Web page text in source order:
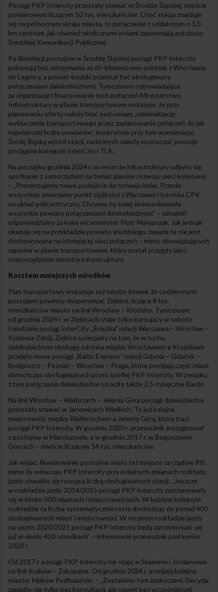
Pociągi PKP Intercity przestały stawać w Środzie Śląskiej, mieście
powiatowym liczącym 10 tys. mieszkańców. Choć stacja znajduje
się na północnym skraju miasta, to połączenie z oddalonym o 3,5
km centrum, jak również okolicznymi wsiami zapewniają autobusy
Średzkiej Komunikacji Publicznej.
Po likwidacji postojów w Środzie Śląskiej pociągi PKP Intercity
pokonują bez zatrzymania aż 65-kilometrowy odcinek z Wrocławia
do Legnicy, a powiat średzki przestał być obsługiwany
połączeniami dalekobieżnymi. Tymczasem odpowiadające
za organizację i finansowanie tych połączeń Ministerstwo
Infrastruktury w planie transportowym wskazuje, że przy
planowaniu oferty należy brać pod uwagę „minimalizację
wykluczenia transportowego przez zaplanowanie połączeń do jak
największej liczby powiatów”, konkretnie przy tym wymieniając
Środę Śląską wśród stacji, na których należy wyznaczać postoje
pociągów kategorii InterCity i TLK.
Na początku grudnia 2024 r. w resorcie infrastruktury odbyło się
spotkanie z samorządami na temat planów rozwoju sieci kolejowej.
– „Prezentujemy nowe podejście do rozwoju kolei. Przede
wszystkim zmieniamy punkt ciężkości z Warszawy i lotniska CPK
na układ policentryczny. Chcemy, by kolej skomunikowała
wszystkie powiaty połączeniami dalekobieżnymi” – oznajmił
odpowiedzialny za kolej wiceminister Piotr Malepszak. Jak jednak
okazuje się na przykładzie powiatu średzkiego, zasada ta nie jest
dochowywana na istniejącej sieci połączeń – mimo obowiązujących
zapisów w planie transportowym, który został przyjęty jako
rozporządzenie ministra infrastruktury.
Kosztem mniejszych ośrodków
Plan transportowy wskazuje też między innymi, że codziennymi
postojami powinny dysponować Ziębice, liczące 8 tys.
mieszkańców miasto na linii Wrocław – Kłodzko. Tymczasem
od grudnia 2024 r. w Ziębicach staje tylko kursujący w soboty
i niedziele pociąg InterCity „Śnieżka” relacji Warszawa – Wrocław –
Kudowa-Zdrój. Ziębice ucierpiały na tym, że w ruchu
dalekobieżnym obsługę odcinka między Wrocławiem a Kłodzkiem
przejęły nowe pociągi „Baltic Express” relacji Gdynia – Gdańsk –
Bydgoszcz – Poznań – Wrocław – Praga, które pomijają część miast
dotychczas obsługiwanych przez spółkę PKP Intercity. W związku
z tym połączenia dalekobieżne straciło także 2,5-tysięczne Bardo.
Na linii Wrocław – Wałbrzych – Jelenia Góra pociągi dalekobieżne
przestały stawać w Janowicach Wielkich. To już kolejna
miejscowość między Wałbrzychem a Jelenią Górą, która traci
pociągi PKP Intercity. W grudniu 2020 r. przewoźnik zrezygnował
z postojów w Marciszowie, a w grudniu 2017 r. w Boguszowie-
Gorcach – mieście liczącym 14 tys. mieszkańców.
Jak widać, likwidowanie postojów miało też miejsce za rządów PiS,
mimo że wówczas PKP Intercity przy kolejnych zmianach rozkładu
jazdy chwaliło się rosnącą liczbą obsługiwanych stacji: „Jeszcze
w rozkładzie jazdy 2014/2015 pociągi PKP Intercity zatrzymywały
się w blisko 300 miastach i miejscowościach. W każdym kolejnym
rozkładzie ta liczba systematycznie rosła dochodząc do ponad 400
obsługiwanych miast i miejscowości. W rocznym rozkładzie jazdy
na sezon 2020/2021 pociągi PKP Intercity będą zatrzymywać się
już w około 420 ośrodkach” – informował przewoźnik pod koniec
2020 r.
Od 2017 r. pociągi PKP Intercity nie stają w Skawinie i Jordanowie
na linii Kraków – Zakopane. Od grudnia 2024 r. pomijają kolejne
miasto: Maków Podhalański. – „Zostaliśmy tym zaskoczeni. Decyzja
zapadła nie tylko bez konsultacji, ale nawet bez wcześniejszej